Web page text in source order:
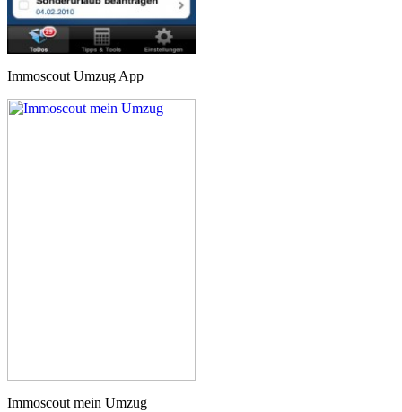
Immoscout Umzug App
Immoscout mein Umzug